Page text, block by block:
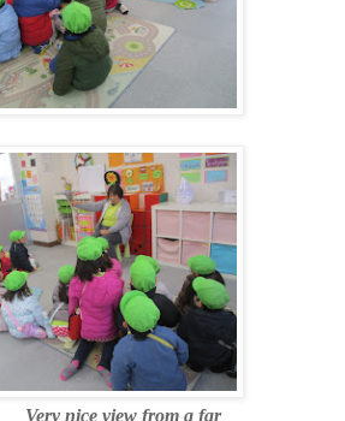
Very nice view from a far